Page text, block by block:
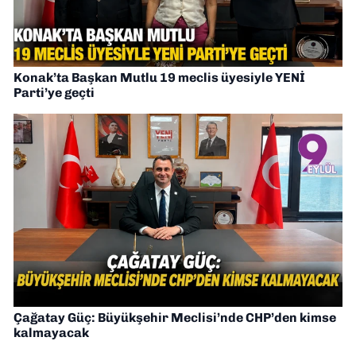
Konak’ta Başkan Mutlu 19 meclis üyesiyle YENİ
Parti’ye geçti
Çağatay Güç: Büyükşehir Meclisi’nde CHP’den kimse
kalmayacak